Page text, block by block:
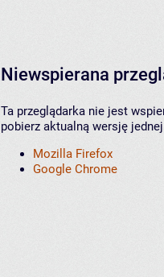
Niewspierana
Ta przeglądarka nie jest
pobierz aktualną wersję
Mozilla Firefox
Google Chrome